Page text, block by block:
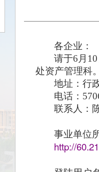
各企业：
请于6月
处资产管理科
地址：行
电话：
联系人：
事业单位
http://